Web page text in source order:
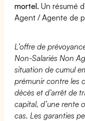
mortel. Un résumé
Agent / Agente de
L’offre de
Non-Salariés Non
situation de cumul
prémunir contre les
décès et d’arrêt de
capital, d’une rente
cas. Les garanties